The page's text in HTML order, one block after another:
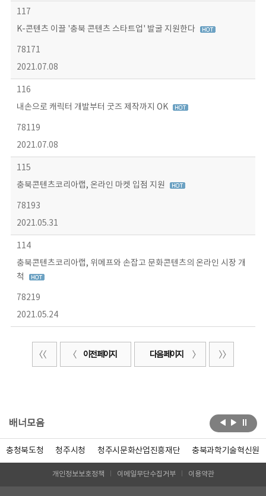
117
K-콘텐츠 이끌 '충북 콘텐츠 스타트업' 발굴 지원한다
78171
2021.07.08
116
내손으로 캐릭터 개발부터 굿즈 제작까지 OK
78119
2021.07.08
115
충북콘텐츠코리아랩, 온라인 마켓 입점 지원
78193
2021.05.31
114
충북콘텐츠코리아랩, 위메프와 손잡고 문화콘텐츠의 온라인 시장 개
척
78219
2021.05.24
이전 페이지 다음 페이지
배너모음
충청북도청 청주시청 청주시문화산업진흥재단 충북과학기술혁신원
개인정보보호정책 이메일무단수집거부 이용약관